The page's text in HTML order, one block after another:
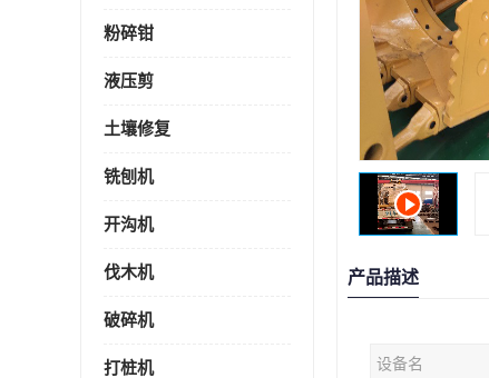
粉碎钳
液压剪
土壤修复
铣刨机
开沟机
伐木机
破碎机
打桩机
产品描述
设备名